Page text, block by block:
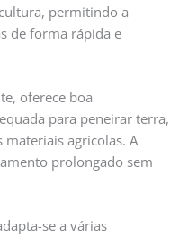
permitindo a
de forma rápida e
oferece boa
para peneirar terra,
agrícolas. A
prolongado sem
se a várias